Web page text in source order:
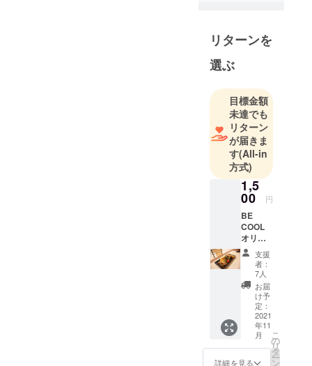
る中、みな
活・料理を
しめるもの
にしたいと
考え、管理
栄養士とし
て食器を販
売する事に
しました。
自分がみな
さんに伝え
たい事とし
ては、健康
になる事が
最終目標で
はないとい
う事です。
人生で成し
遂げたいこ
と、挑戦し
リターンを
選ぶ
目標金額
未達でも
リターン
が届きま
す(All-in
方式)
1,5
00 円
BE
COOL
オリジ
ナルブ
ランド
食器 角
皿1枚
食器は
パッ
ケー
ジ・お
礼の
メッ
セージ
支援
者：
7人
お届
け予
定：
2021
年11
月
詳細を見る
こ
の
リ
タ
ー
ン